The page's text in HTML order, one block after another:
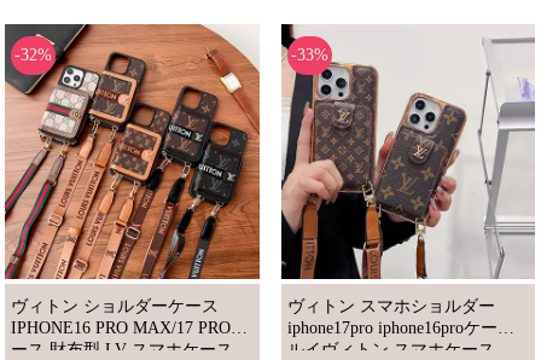
-32%
ヴィトン ショルダーケース
IPHONE16 PRO MAX/17 PROケ
ース 財布型 LV スマホケース
-33%
ヴィトン スマホショルダー
iphone17pro iphone16proケース
ルイヴィトン スマホケース